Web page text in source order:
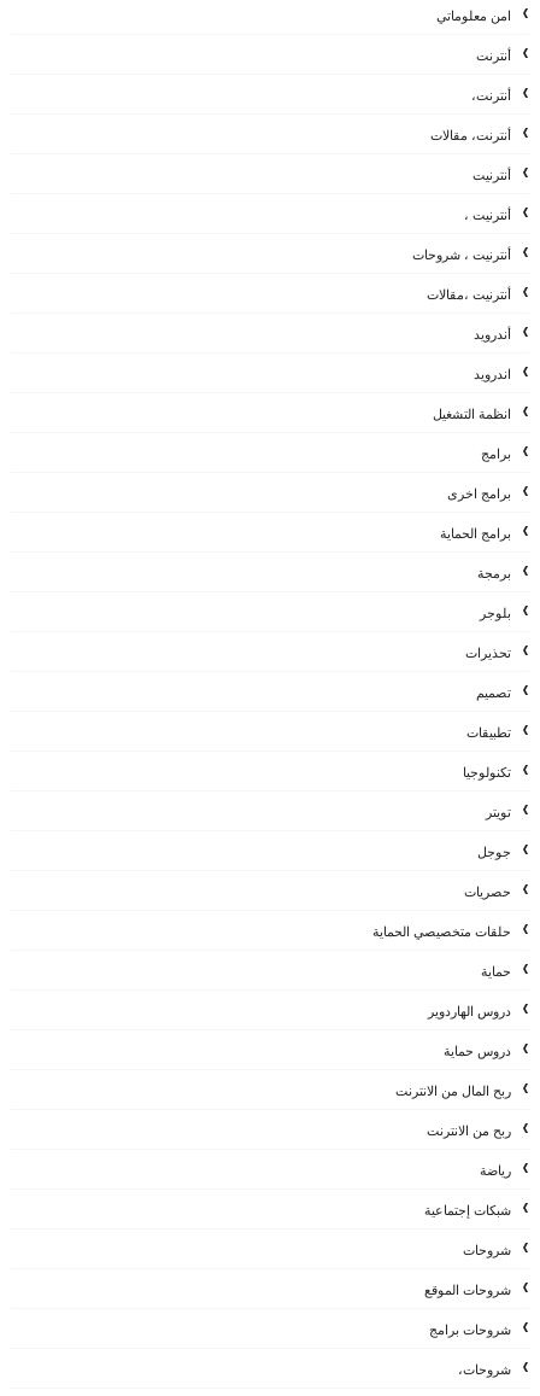
امن معلوماتي
أنترنت
أنترنت،
أنترنت، مقالات
أنترنيت
أنترنيت ،
أنترنيت ، شروحات
أنترنيت ،مقالات
أندرويد
اندرويد
انظمة التشغيل
برامج
برامج اخرى
برامج الحماية
برمجة
بلوجر
تحذيرات
تصميم
تطبيقات
تكنولوجيا
تويتر
جوجل
حصريات
حلقات متخصيصي الحماية
حماية
دروس الهاردوير
دروس حماية
ربح المال من الانترنت
ربح من الانترنت
رياضة
شبكات إجتماعية
شروحات
شروحات الموقع
شروحات برامج
شروحات،